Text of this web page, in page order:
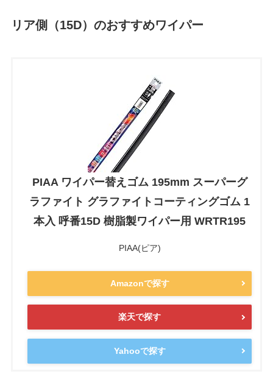
リア側（15D）のおすすめワイパー
PIAA ワイパー替えゴム 195mm スーパーグ
ラファイト グラファイトコーティングゴム 1
本入 呼番15D 樹脂製ワイパー用 WRTR195
PIAA(ピア)
Amazonで探す
楽天で探す
Yahooで探す